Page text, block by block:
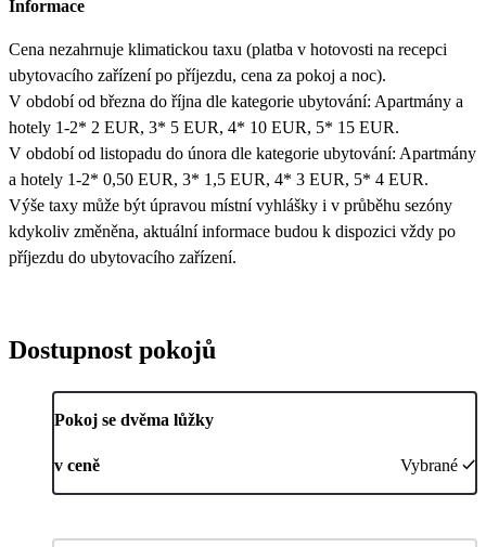
Informace
Cena nezahrnuje klimatickou taxu (platba v hotovosti na recepci
ubytovacího zařízení po příjezdu, cena za pokoj a noc).
V období od března do října dle kategorie ubytování: Apartmány a
hotely 1-2* 2 EUR, 3* 5 EUR, 4* 10 EUR, 5* 15 EUR.
V období od listopadu do února dle kategorie ubytování: Apartmány
a hotely 1-2* 0,50 EUR, 3* 1,5 EUR, 4* 3 EUR, 5* 4 EUR.
Výše taxy může být úpravou místní vyhlášky i v průběhu sezóny
kdykoliv změněna, aktuální informace budou k dispozici vždy po
příjezdu do ubytovacího zařízení.
Dostupnost pokojů
Pokoj se dvěma lůžky
v ceně Vybrané